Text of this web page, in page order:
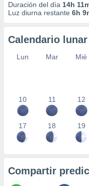
Duración del día 14h
Luz diurna restante 6h
Calendario lunar
Lun Mar Mié
10 11 12
17 18 19
Compartir